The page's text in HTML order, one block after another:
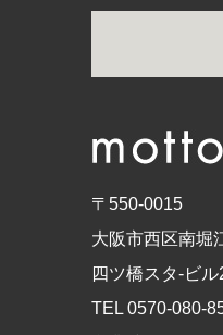
〒550-0015
大阪市西区南堀
四ツ橋スタ-ビル
TEL 0570-080-